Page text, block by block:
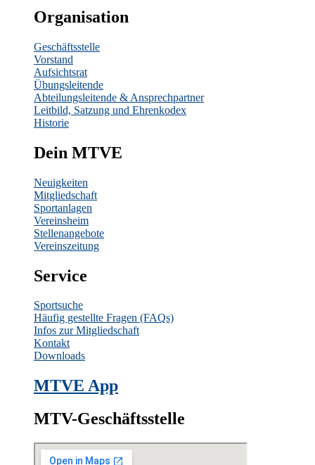
Organisation
Geschäftsstelle
Vorstand
Aufsichtsrat
Übungsleitende
Abteilungsleitende & Ansprechpartner
Leitbild, Satzung und Ehrenkodex
Historie
Dein MTVE
Neuigkeiten
Mitgliedschaft
Sportanlagen
Vereinsheim
Stellenangebote
Vereinszeitung
Service
Sportsuche
Häufig gestellte Fragen (FAQs)
Infos zur Mitgliedschaft
Kontakt
Downloads
MTVE App
MTV-Geschäftsstelle